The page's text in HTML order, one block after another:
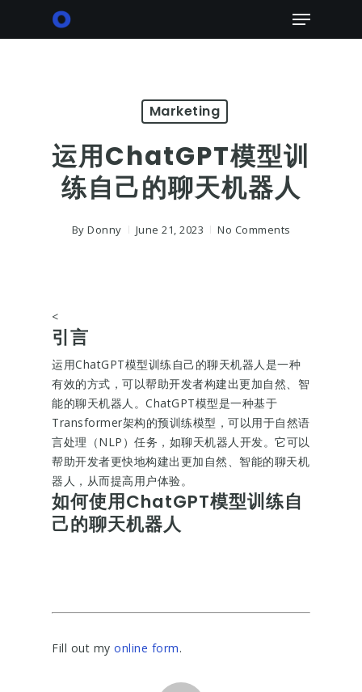
Menu
Marketing
运用ChatGPT模型训
练自己的聊天机器人
By Donny June 21, 2023 No Comments
<
引言
运用ChatGPT模型训练自己的聊天机器人是一种
有效的方式，可以帮助开发者构建出更加自然、智
能的聊天机器人。ChatGPT模型是一种基于
Transformer架构的预训练模型，可以用于自然语
言处理（NLP）任务，如聊天机器人开发。它可以
帮助开发者更快地构建出更加自然、智能的聊天机
器人，从而提高用户体验。
如何使用ChatGPT模型训练自
己的聊天机器人
Fill out my online form.